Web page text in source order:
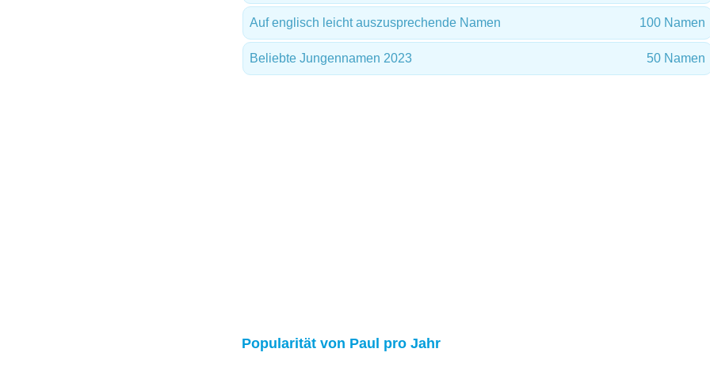
Auf englisch leicht auszusprechende Namen 100 Namen
Beliebte Jungennamen 2023 50 Namen
Popularität von Paul pro Jahr